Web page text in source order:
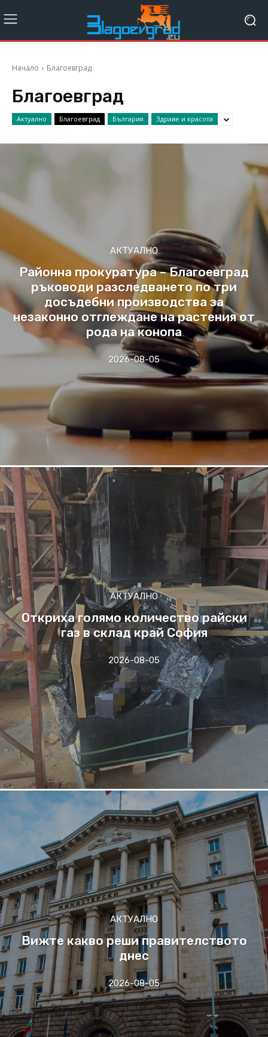
Начало Благоевград
Благоевград
Актуално Благоевград България Здраве и красота
АКТУАЛНО
Районна прокуратура – Благоевград
ръководи разследването по три
досъдебни производства за
незаконно отглеждане на растения от
рода на конопа
2026-08-05
АКТУАЛНО
Откриха голямо количество райски
газ в склад край София
2026-08-05
АКТУАЛНО
Вижте какво реши правителството
днес
2026-08-05